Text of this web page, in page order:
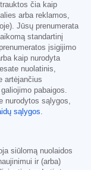
čia kaip
arba reklamos,
Jūsų prenumerata
standartinį
įsigijimo
kaip nurodyta
nuolatinis,
artėjančius
pabaigos.
nurodytos sąlygos,
sąlygos.
siūlomą nuolaidos
ir (arba)